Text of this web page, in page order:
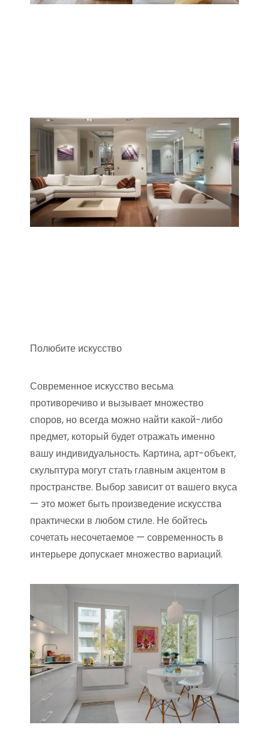
Полюбите искусство
Современное искусство весьма
противоречиво и вызывает множество
споров, но всегда можно найти какой-либо
предмет, который будет отражать именно
вашу индивидуальность. Картина, арт-объект,
скульптура могут стать главным акцентом в
пространстве. Выбор зависит от вашего вкуса
— это может быть произведение искусства
практически в любом стиле. Не бойтесь
сочетать несочетаемое — современность в
интерьере допускает множество вариаций.